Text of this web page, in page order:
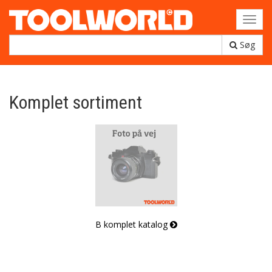
Søg
Komplet sortiment
B komplet katalog